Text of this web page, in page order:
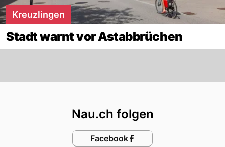
Kreuzlingen
Stadt warnt vor Astabbrüchen
Nau.ch folgen
Facebook